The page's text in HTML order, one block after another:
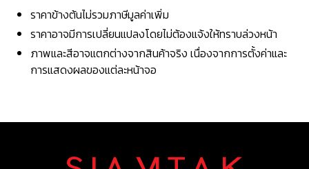
ราคาข้างต้นไม่รวมภาษีมูลค่าเพิ่ม
ราคาอาจมีการเปลี่ยนแปลงโดยไม่ต้องแจ้งให้ทราบล่วงหน้า
ภาพและสีอาจแตกต่างจากสินค้าจริง เนื่องจากการตั้งค่าและ
การแสดงผลของแต่ละหน้าจอ